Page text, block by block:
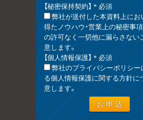
【秘密保持契約】＊必須
弊社が送付した本資料上にお
得たノウハウ・営業上の秘密事
の許可なく一切他に漏らさない
意します。
【個人情報保護】＊必須
弊社のプライバシーポリシー
る個人情報保護に関する方針に
意します。